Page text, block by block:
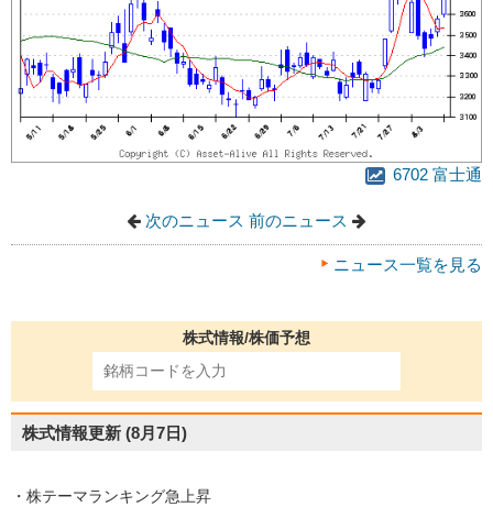
6702 富士通
次のニュース 前のニュース
ニュース一覧を見る
株式情報/株価予想
株式情報更新 (8月7日)
・株テーマランキング急上昇